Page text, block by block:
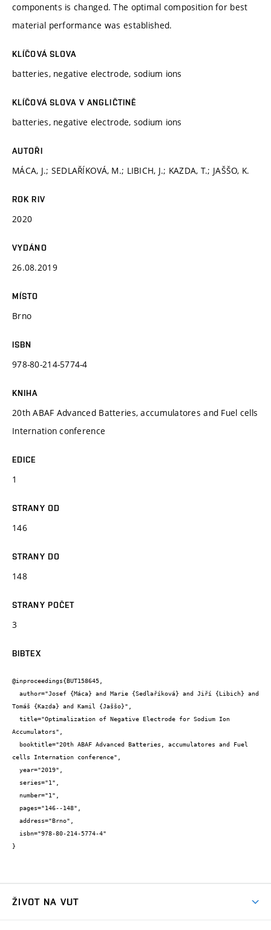
components is changed. The optimal composition for best
material performance was established.
KLÍČOVÁ SLOVA
batteries, negative electrode, sodium ions
KLÍČOVÁ SLOVA V ANGLIČTINĚ
batteries, negative electrode, sodium ions
AUTOŘI
MÁCA, J.; SEDLAŘÍKOVÁ, M.; LIBICH, J.; KAZDA, T.; JAŠŠO, K.
ROK RIV
2020
VYDÁNO
26.08.2019
MÍSTO
Brno
ISBN
978-80-214-5774-4
KNIHA
20th ABAF Advanced Batteries, accumulatores and Fuel cells
Internation conference
EDICE
1
STRANY OD
146
STRANY DO
148
STRANY POČET
3
BIBTEX
@inproceedings{BUT158645,
Tomáš {Kazda} and Kamil {Jaššo}",
Accumulators",
cells Internation conference",
}
ŽIVOT NA VUT